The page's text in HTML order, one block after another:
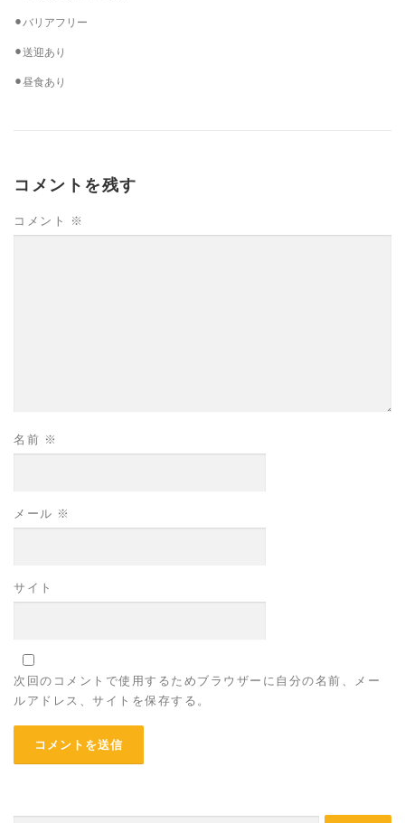
⚫︎バリアフリー
⚫︎送迎あり
⚫︎昼食あり
コメントを残す
コメント ※
名前 ※
メール ※
サイト
次回のコメントで使用するためブラウザーに自分の名前、メー
ルアドレス、サイトを保存する。